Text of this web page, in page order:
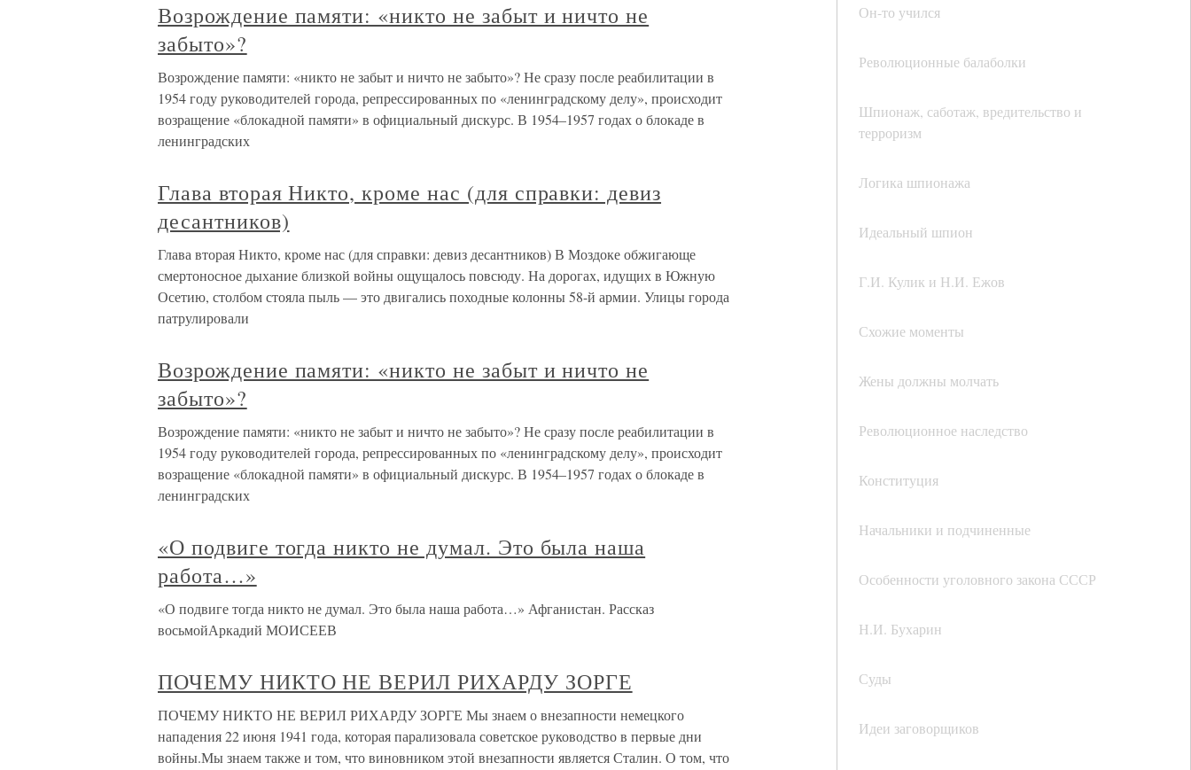
Он-то учился
Революционные балаболки
Шпионаж, саботаж, вредительство и
терроризм
Логика шпионажа
Идеальный шпион
Г.И. Кулик и Н.И. Ежов
Схожие моменты
Жены должны молчать
Революционное наследство
Конституция
Начальники и подчиненные
Особенности уголовного закона СССР
Н.И. Бухарин
Суды
Идеи заговорщиков
Возрождение памяти: «никто не забыт и ничто не
забыто»?
Возрождение памяти: «никто не забыт и ничто не забыто»? Не сразу после реабилитации в
1954 году руководителей города, репрессированных по «ленинградскому делу», происходит
возращение «блокадной памяти» в официальный дискурс. В 1954–1957 годах о блокаде в
ленинградских
Глава вторая Никто, кроме нас (для справки: девиз
десантников)
Глава вторая Никто, кроме нас (для справки: девиз десантников) В Моздоке обжигающе
смертоносное дыхание близкой войны ощущалось повсюду. На дорогах, идущих в Южную
Осетию, столбом стояла пыль — это двигались походные колонны 58-й армии. Улицы города
патрулировали
Возрождение памяти: «никто не забыт и ничто не
забыто»?
Возрождение памяти: «никто не забыт и ничто не забыто»? Не сразу после реабилитации в
1954 году руководителей города, репрессированных по «ленинградскому делу», происходит
возращение «блокадной памяти» в официальный дискурс. В 1954–1957 годах о блокаде в
ленинградских
«О подвиге тогда никто не думал. Это была наша
работа…»
«О подвиге тогда никто не думал. Это была наша работа…» Афганистан. Рассказ
восьмойАркадий МОИСЕЕВ
ПОЧЕМУ НИКТО НЕ ВЕРИЛ РИХАРДУ ЗОРГЕ
ПОЧЕМУ НИКТО НЕ ВЕРИЛ РИХАРДУ ЗОРГЕ Мы знаем о внезапности немецкого
нападения 22 июня 1941 года, которая парализовала советское руководство в первые дни
войны.Мы знаем также и том, что виновником этой внезапности является Сталин. О том, что